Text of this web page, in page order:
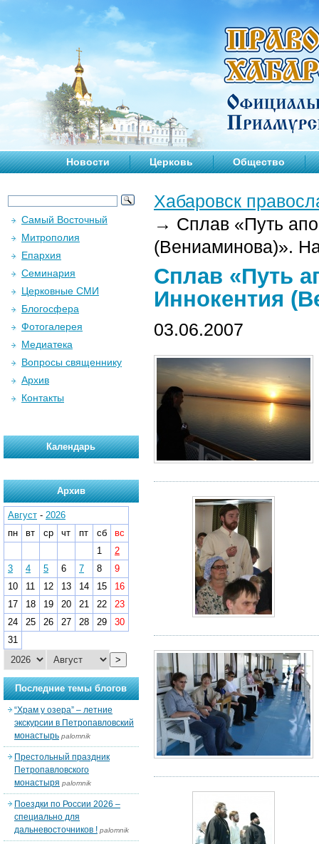
Новости Церковь Общество
Хабаровск
→ Cплав «Путь
(Вениаминова)».
Cплав «Путь
Иннокентия
03.06.2007
Самый Восточный
Митрополия
Епархия
Семинария
Церковные СМИ
Блогосфера
Фотогалерея
Медиатека
Вопросы священнику
Архив
Контакты
Календарь
Архив
Август - 2026
пн
вт ср чт пт сб
вс
1
2
3
4 5 6 7 8
9
10
11 12 13 14 15
16
17
18 19 20 21 22
23
24
25 26 27 28 29
30
31
>
Последние темы блогов
“Храм у озера” – летние
экскурсии в Петропавловский
монастырь palomnik
Престольный праздник
Петропавловского
монастыря palomnik
Поездки по России 2026 –
специально для
дальневосточников ! palomnik